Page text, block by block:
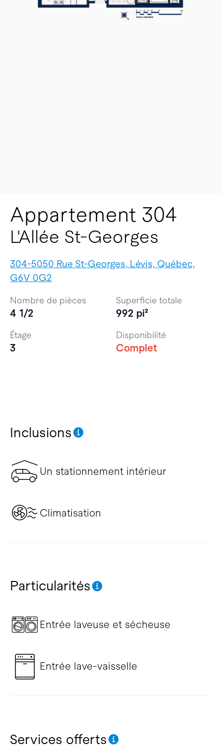
Appartement 304
L'Allée St-Georges
304-5050 Rue St-Georges, Lévis, Québec,
G6V 0G2
Inclusions
Un stationnement intérieur
Climatisation
Particularités
Entrée laveuse et sécheuse
Entrée lave-vaisselle
Services offerts
Nombre de pièces
4 1/2
Superficie totale
992 pi²
Étage
3
Disponibilité
Complet